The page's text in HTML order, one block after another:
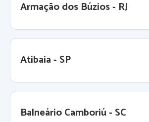
Armação dos Búzios - RJ
Atibaia - SP
Balneário Camboriú - SC